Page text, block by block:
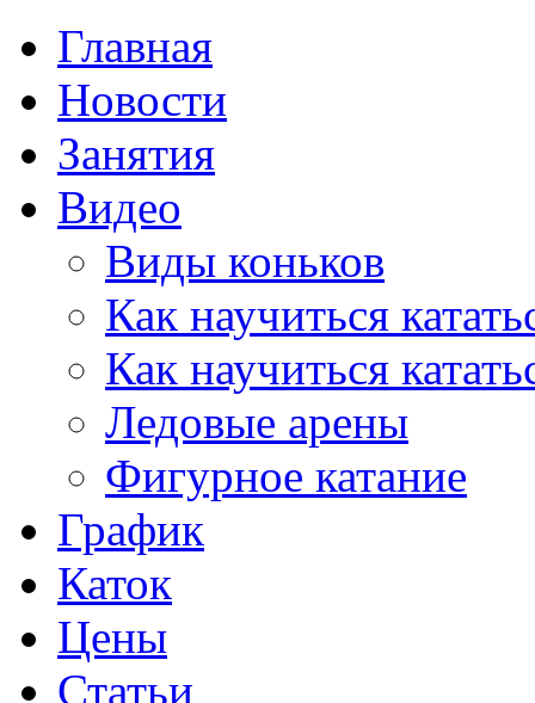
Главная
Новости
Занятия
Видео
Виды коньков
Как научиться
Как научиться
Ледовые арены
Фигурное катание
График
Каток
Цены
Статьи